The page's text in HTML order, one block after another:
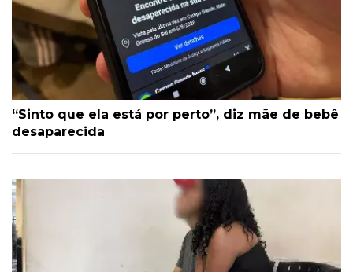
“Sinto que ela está por perto”, diz mãe de bebê
desaparecida